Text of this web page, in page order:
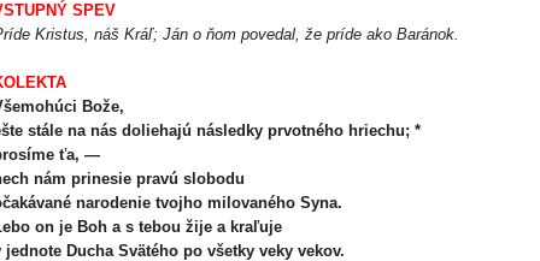
SPEV
Kristus, náš Kráľ; Ján o ňom povedal, že príde ako Baránok.
Bože,
stále na nás doliehajú následky prvotného hriechu; *
ťa, —
nám prinesie pravú slobodu
narodenie tvojho milovaného Syna.
on je Boh a s tebou žije a kraľuje
jednote Ducha Svätého po všetky veky vekov.